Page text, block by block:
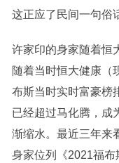
这正应了民间一句俗
许家印的身家随着恒
随着当时恒大健康（
布斯当时实时富豪榜
已经超过马化腾，成
渐缩水。最近三年来
身家位列《2021福